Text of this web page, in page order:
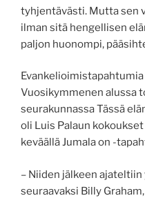
tyhjentävästi. Mutta sen
ilman sitä hengellisen
paljon huonompi,
Vuosikymmenen alussa
seurakunnassa Tässä
oli Luis Palaun
keväällä Jumala on -
– Niiden jälkeen
seuraavaksi Billy